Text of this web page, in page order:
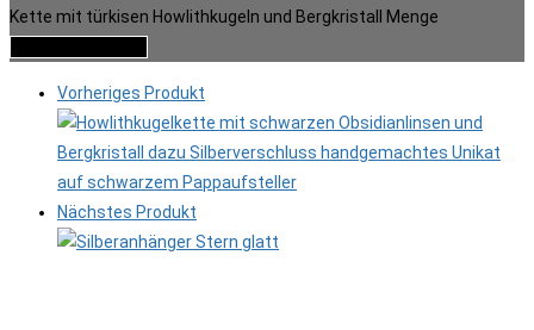
Kette mit türkisen Howlithkugeln und Bergkristall Menge
Vorheriges Produkt
Nächstes Produkt